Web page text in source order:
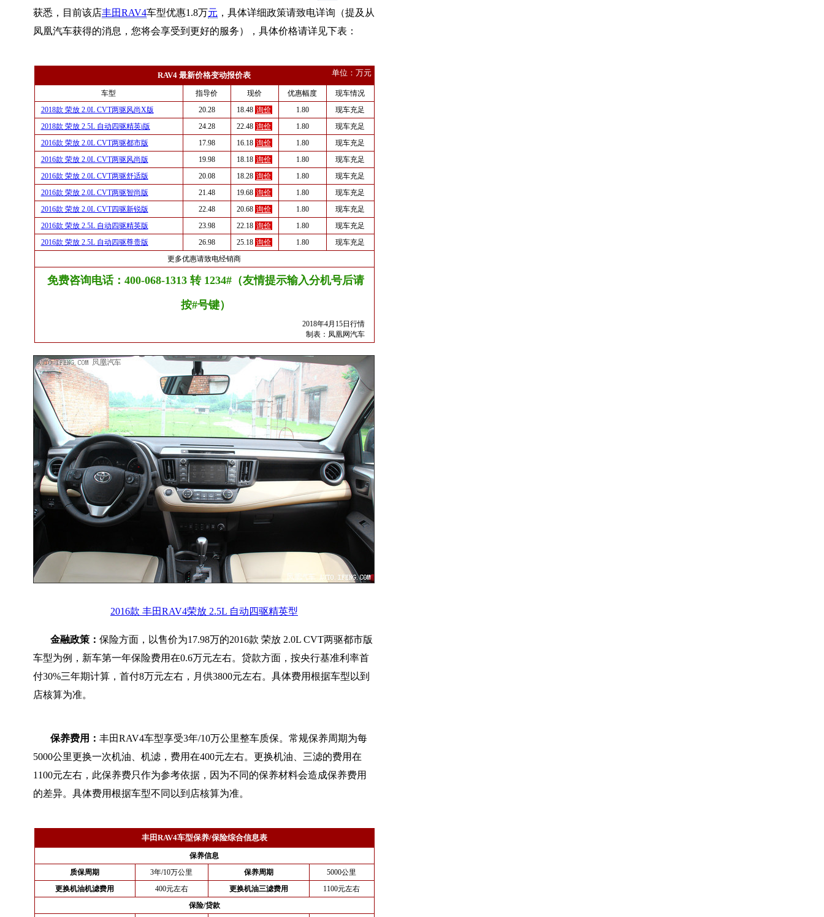
获悉，目前该店丰田RAV4车型优惠1.8万元 ，具体详细政策请致电详询（提及从
凤凰汽车获得的消息，您将会享受到更好的服务），具体价格请详见下表：
RAV4 最新价格变动报价表 单位：万元
车型 指导价 现价 优惠幅度
现车情况
2018款 荣放 2.0L CVT两驱风尚X版
20.28 18.48 询价 1.80
现车充足
2018款 荣放 2.5L 自动四驱精英i版
24.28 22.48 询价 1.80
现车充足
2016款 荣放 2.0L CVT两驱都市版
17.98 16.18 询价 1.80
现车充足
2016款 荣放 2.0L CVT两驱风尚版
19.98 18.18 询价 1.80
现车充足
2016款 荣放 2.0L CVT两驱舒适版
20.08 18.28 询价 1.80
现车充足
2016款 荣放 2.0L CVT两驱智尚版
21.48 19.68 询价 1.80
现车充足
2016款 荣放 2.0L CVT四驱新锐版
22.48 20.68 询价 1.80
现车充足
2016款 荣放 2.5L 自动四驱精英版
23.98 22.18 询价 1.80
现车充足
2016款 荣放 2.5L 自动四驱尊贵版
26.98 25.18 询价 1.80
现车充足
更多优惠请致电经销商
免费咨询电话：400-068-1313 转 1234#（友情提示输入分机号后请
按#号键）
2018年4月15日行情
制表： 凤凰网汽车
2016款 丰田RAV4荣放 2.5L 自动四驱精英型
金融政策： 保险方面，以售价为17.98万的2016款 荣放 2.0L CVT两驱都市版
车型为例，新车第一年保险费用在0.6万元左右。贷款方面，按央行基准利率首
付30%三年期计算，首付8万元左右，月供3800元左右。具体费用根据车型以到
店核算为准。
保养费用： 丰田RAV4车型享受3年/10万公里整车质保。常规保养周期为每
5000公里更换一次机油、机滤，费用在400元左右。更换机油、三滤的费用在
1100元左右，此保养费只作为参考依据，因为不同的保养材料会造成保养费用
的差异。具体费用根据车型不同以到店核算为准。
丰田RAV4车型保养/保险综合信息表
保养信息
质保周期
3年/10万公里 保养周期
5000公里
更换机油机滤费用
400元左右 更换机油三滤费用
1100元左右
保险/贷款